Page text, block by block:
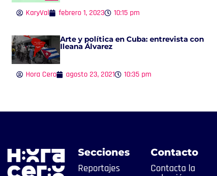
KaryVal febrero 1, 2023 10:15 pm
Arte y política en Cuba: entrevista con
Ileana Álvarez
Hora Cero agosto 23, 2021 10:35 pm
Secciones
Reportajes
Contacto
Contacta la